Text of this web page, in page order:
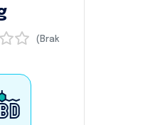
(Brak